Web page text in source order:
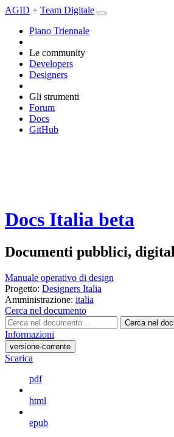
AGID + Team Digitale
Piano Triennale
Le community
Developers
Designers
Gli strumenti
Forum
Docs
GitHub
Docs Italia beta
Documenti pubblici,
Manuale operativo di design
Progetto: Designers Italia
Amministrazione: italia
Cerca nel documento
Cerca nel
Informazioni
versione-corrente
Scarica
pdf
html
epub